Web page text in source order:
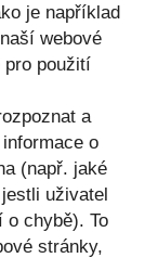
je například
webové
pro použití
a
o
(např. jaké
uživatel
o chybě). To
stránky,